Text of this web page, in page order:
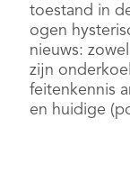
toestand in
ogen
nieuws:
zijn
feitenkennis
en huidige